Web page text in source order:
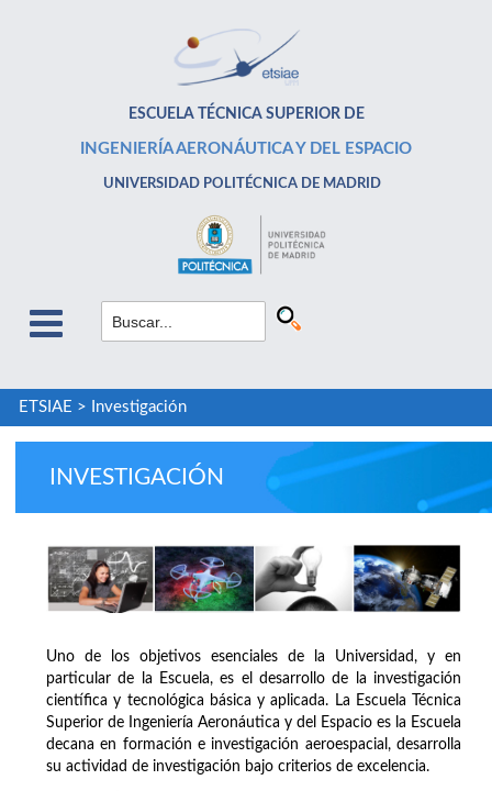
ESCUELA TÉCNICA SUPERIOR DE
INGENIERÍA AERONÁUTICA Y DEL ESPACIO
UNIVERSIDAD POLITÉCNICA DE MADRID
ETSIAE > Investigación
INVESTIGACIÓN
Uno de los objetivos esenciales de la Universidad, y en
particular de la Escuela, es el desarrollo de la investigación
científica y tecnológica básica y aplicada. La Escuela Técnica
Superior de Ingeniería Aeronáutica y del Espacio es la Escuela
decana en formación e investigación aeroespacial, desarrolla
su actividad de investigación bajo criterios de excelencia.